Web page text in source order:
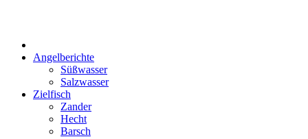
Angelberichte
Süßwasser
Salzwasser
Zielfisch
Zander
Hecht
Barsch